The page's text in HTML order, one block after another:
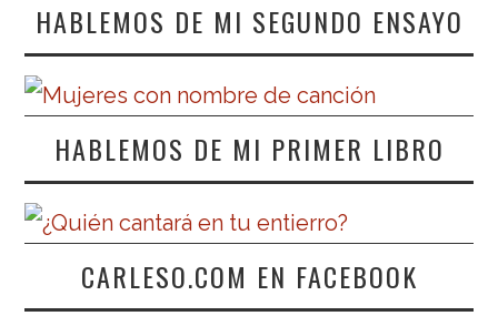
HABLEMOS DE MI SEGUNDO ENSAYO
HABLEMOS DE MI PRIMER LIBRO
CARLESO.COM EN FACEBOOK